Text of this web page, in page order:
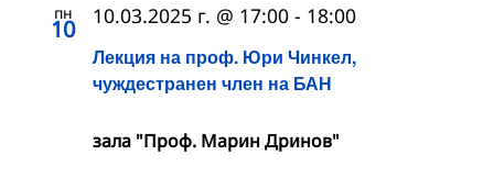
пн
10
Лекция на проф. Юри Чинкел,
чуждестранен член на БАН
10.03.2025 г. @ 17:00 - 18:00
зала "Проф. Марин Дринов"